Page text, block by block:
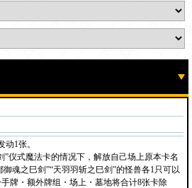
1张。
仪式魔法卡的情况下，解放自己场上原本卡名
御魂之巳剑”“天羽羽斩之巳剑”的怪兽各1只可以
牌・额外牌组・场上・墓地将合计8张卡除